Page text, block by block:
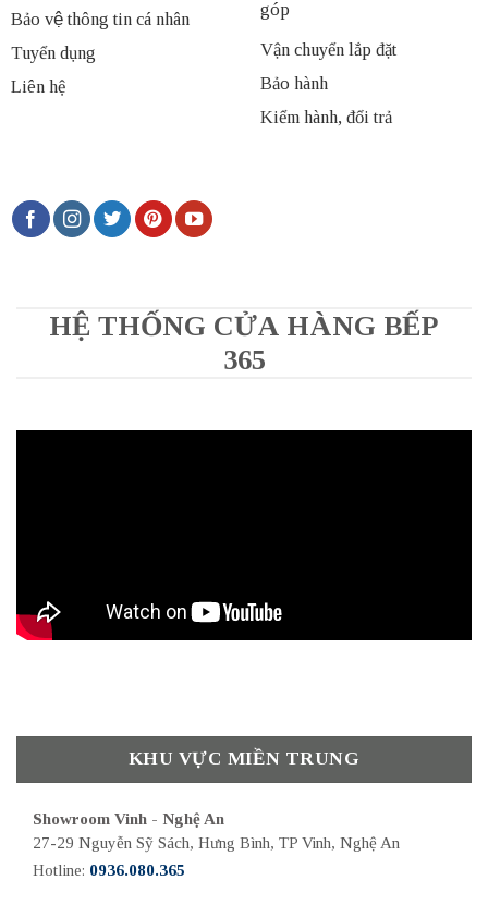
Bảo vệ thông tin cá nhân
Tuyển dụng
Liên hệ
góp
Vận chuyển lắp đặt
Bảo hành
Kiểm hành, đổi trả
HỆ THỐNG CỬA HÀNG BẾP
365
KHU VỰC MIỀN TRUNG
Showroom Vinh - Nghệ An
27-29 Nguyễn Sỹ Sách, Hưng Bình, TP Vinh, Nghệ An
Hotline: 0936.080.365